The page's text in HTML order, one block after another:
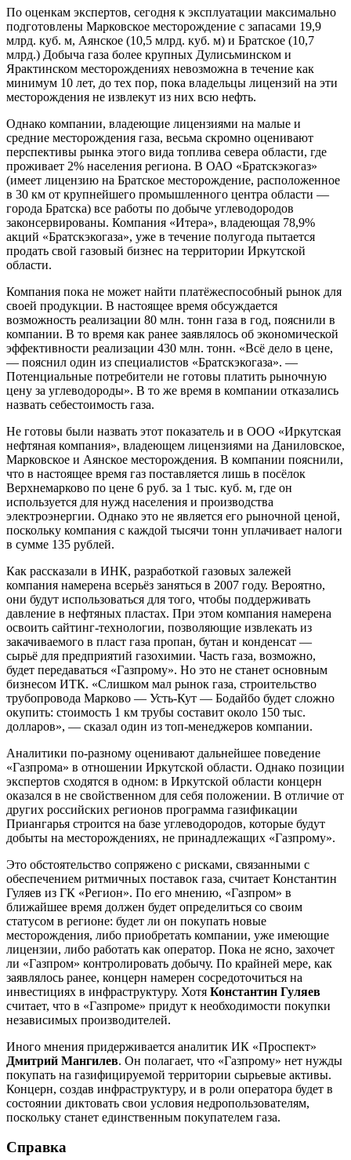
По оценкам экспертов, сегодня к эксплуатации максимально
подготовлены Марковское месторождение с запасами 19,9
млрд. куб. м, Аянское (10,5 млрд. куб. м) и Братское (10,7
млрд.) Добыча газа более крупных Дулисьминском и
Ярактинском месторождениях невозможна в течение как
минимум 10 лет, до тех пор, пока владельцы лицензий на эти
месторождения не извлекут из них всю нефть.
Однако компании, владеющие лицензиями на малые и
средние месторождения газа, весьма скромно оценивают
перспективы рынка этого вида топлива севера области, где
проживает 2% населения региона. В ОАО «Братскэкогаз»
(имеет лицензию на Братское месторождение, расположенное
в 30 км от крупнейшего промышленного центра области —
города Братска) все работы по добыче углеводородов
законсервированы. Компания «Итера», владеющая 78,9%
акций «Братскэкогаза», уже в течение полугода пытается
продать свой газовый бизнес на территории Иркутской
области.
Компания пока не может найти платёжеспособный рынок для
своей продукции. В настоящее время обсуждается
возможность реализации 80 млн. тонн газа в год, пояснили в
компании. В то время как ранее заявлялось об экономической
эффективности реализации 430 млн. тонн. «Всё дело в цене,
— пояснил один из специалистов «Братскэкогаза». —
Потенциальные потребители не готовы платить рыночную
цену за углеводороды». В то же время в компании отказались
назвать себестоимость газа.
Не готовы были назвать этот показатель и в ООО «Иркутская
нефтяная компания», владеющем лицензиями на Даниловское,
Марковское и Аянское месторождения. В компании пояснили,
что в настоящее время газ поставляется лишь в посёлок
Верхнемарково по цене 6 руб. за 1 тыс. куб. м, где он
используется для нужд населения и производства
электроэнергии. Однако это не является его рыночной ценой,
поскольку компания с каждой тысячи тонн уплачивает налоги
в сумме 135 рублей.
Как рассказали в ИНК, разработкой газовых залежей
компания намерена всерьёз заняться в 2007 году. Вероятно,
они будут использоваться для того, чтобы поддерживать
давление в нефтяных пластах. При этом компания намерена
освоить сайтинг-технологии, позволяющие извлекать из
закачиваемого в пласт газа пропан, бутан и конденсат —
сырьё для предприятий газохимии. Часть газа, возможно,
будет передаваться «Газпрому». Но это не станет основным
бизнесом ИТК. «Слишком мал рынок газа, строительство
трубопровода Марково — Усть-Кут — Бодайбо будет сложно
окупить: стоимость 1 км трубы составит около 150 тыс.
долларов», — сказал один из топ-менеджеров компании.
Аналитики по-разному оценивают дальнейшее поведение
«Газпрома» в отношении Иркутской области. Однако позиции
экспертов сходятся в одном: в Иркутской области концерн
оказался в не свойственном для себя положении. В отличие от
других российских регионов программа газификации
Приангарья строится на базе углеводородов, которые будут
добыты на месторождениях, не принадлежащих «Газпрому».
Это обстоятельство сопряжено с рисками, связанными с
обеспечением ритмичных поставок газа, считает Константин
Гуляев из ГК «Регион». По его мнению, «Газпром» в
ближайшее время должен будет определиться со своим
статусом в регионе: будет ли он покупать новые
месторождения, либо приобретать компании, уже имеющие
лицензии, либо работать как оператор. Пока не ясно, захочет
ли «Газпром» контролировать добычу. По крайней мере, как
заявлялось ранее, концерн намерен сосредоточиться на
инвестициях в инфраструктуру. Хотя Константин Гуляев
считает, что в «Газпроме» придут к необходимости покупки
независимых производителей.
Иного мнения придерживается аналитик ИК «Проспект»
Дмитрий Мангилев. Он полагает, что «Газпрому» нет нужды
покупать на газифицируемой территории сырьевые активы.
Концерн, создав инфраструктуру, и в роли оператора будет в
состоянии диктовать свои условия недропользователям,
поскольку станет единственным покупателем газа.
Справка